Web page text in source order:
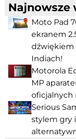
Najnowsze
Moto Pad
ekranem
dźwiękiem
Indiach!
Motorola
MP
oficjalnych
Serious
stylem gry